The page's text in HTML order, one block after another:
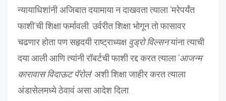
न्यायाधिशांनी अजिबात दयामाया न दाखवता त्याला ‘मरेपर्यंत
फाशी’ची शिक्षा फर्मावली. उर्वरीत शिक्षा भोगून तो फासावर
चढणार होता पण सहृदयी राष्ट्राध्यक्ष वुड्रो विल्सनयांना त्याची
दया आली आणि त्यांनी रॉबर्टची फाशी रद्द करत त्याला ‘आजन्म
कारावास विदाऊट पॅरोल’ अशी शिक्षा जाहीर करत त्याला
अंडासेलमध्ये ठेवावं असा आदेश दिला.